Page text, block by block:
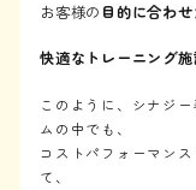
お客様の 目的に合わ
快適なトレーニング
このように、シナジ
ムの中でも、
コストパフォーマン
て、